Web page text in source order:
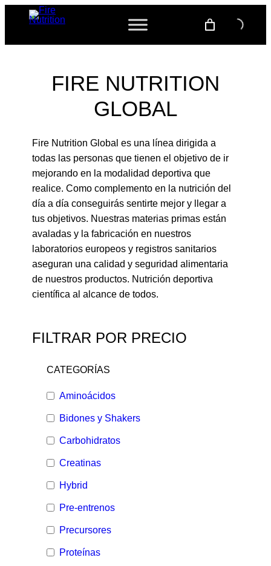
FIRE NUTRITION
GLOBAL
Fire Nutrition Global es una línea dirigida a
todas las personas que tienen el objetivo de ir
mejorando en la modalidad deportiva que
realice. Como complemento en la nutrición del
día a día conseguirás sentirte mejor y llegar a
tus objetivos. Nuestras materias primas están
avaladas y la fabricación en nuestros
laboratorios europeos y registros sanitarios
aseguran una calidad y seguridad alimentaria
de nuestros productos. Nutrición deportiva
científica al alcance de todos.
FILTRAR POR PRECIO
CATEGORÍAS
Aminoácidos
Bidones y Shakers
Carbohidratos
Creatinas
Hybrid
Pre-entrenos
Precursores
Proteínas